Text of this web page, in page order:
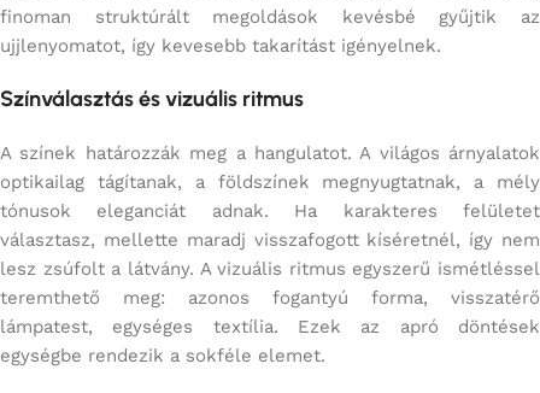
finoman struktúrált megoldások kevésbé gyűjtik az
ujjlenyomatot, így kevesebb takarítást igényelnek.
Színválasztás és vizuális ritmus
A színek határozzák meg a hangulatot. A világos árnyalatok
optikailag tágítanak, a földszínek megnyugtatnak, a mély
tónusok eleganciát adnak. Ha karakteres felületet
választasz, mellette maradj visszafogott kíséretnél, így nem
lesz zsúfolt a látvány. A vizuális ritmus egyszerű ismétléssel
teremthető meg: azonos fogantyú forma, visszatérő
lámpatest, egységes textília. Ezek az apró döntések
egységbe rendezik a sokféle elemet.